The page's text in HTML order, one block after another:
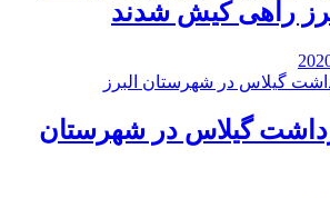
راهی کیش شدند
گیلاس در شهرستان